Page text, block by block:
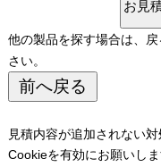
他の製品を探す場合は、
さい。
見積内容が追加されない
Cookieを有効にお願いし